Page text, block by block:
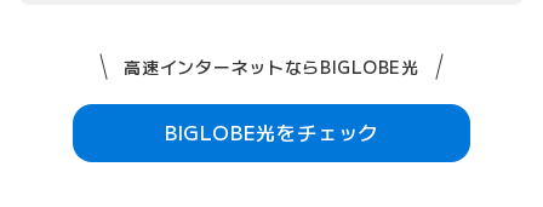
高速インターネットならBIGLOBE光
BIGLOBE光をチェック